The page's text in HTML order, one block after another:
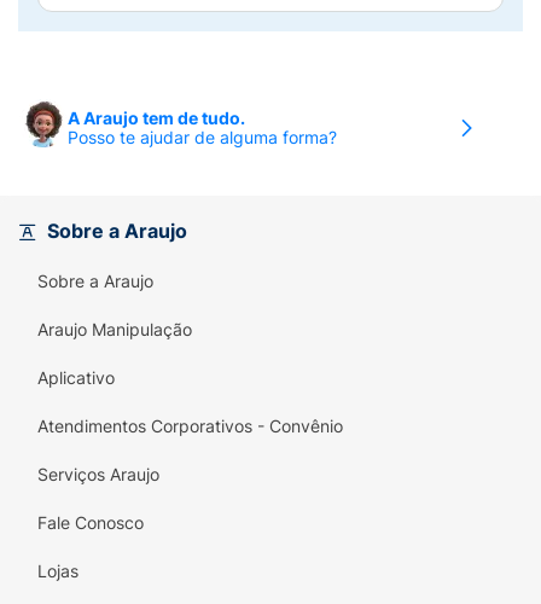
Um guia magistralmente prático. James Clear filtra as informações mais
do hábito. Este livro prático e envolvente é o guia do qual você precisa
para quebrar maus hábitos e criar bons. maus hábitos e criar bons. -
ADAM GRANT, AUTOR DE ORIGINAIS e PLANO B
Um livro especial, que mudará seu modo de encarar seu dia e sua vida. -
A Araujo tem de tudo.
Posso te ajudar de alguma forma?
Sobre a Araujo
Sobre a Araujo
Araujo Manipulação
Aplicativo
Atendimentos Corporativos - Convênio
Serviços Araujo
Fale Conosco
Lojas